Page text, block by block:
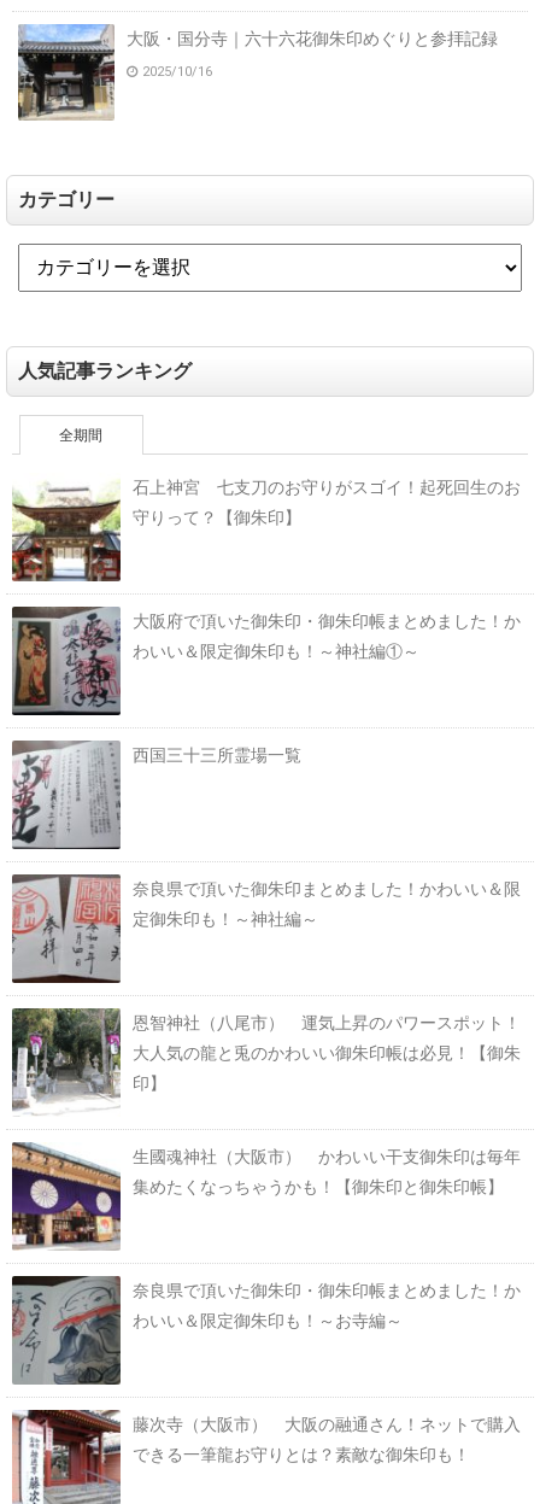
大阪・国分寺｜六十六花御朱印めぐりと参拝記録
2025/10/16
カテゴリー
人気記事ランキング
全期間
石上神宮 七支刀のお守りがスゴイ！起死回生のお
守りって？【御朱印】
大阪府で頂いた御朱印・御朱印帳まとめました！か
わいい＆限定御朱印も！～神社編①～
西国三十三所霊場一覧
奈良県で頂いた御朱印まとめました！かわいい＆限
定御朱印も！～神社編～
恩智神社（八尾市） 運気上昇のパワースポット！
大人気の龍と兎のかわいい御朱印帳は必見！【御朱
印】
生國魂神社（大阪市） かわいい干支御朱印は毎年
集めたくなっちゃうかも！【御朱印と御朱印帳】
奈良県で頂いた御朱印・御朱印帳まとめました！か
わいい＆限定御朱印も！～お寺編～
藤次寺（大阪市） 大阪の融通さん！ネットで購入
できる一筆龍お守りとは？素敵な御朱印も！